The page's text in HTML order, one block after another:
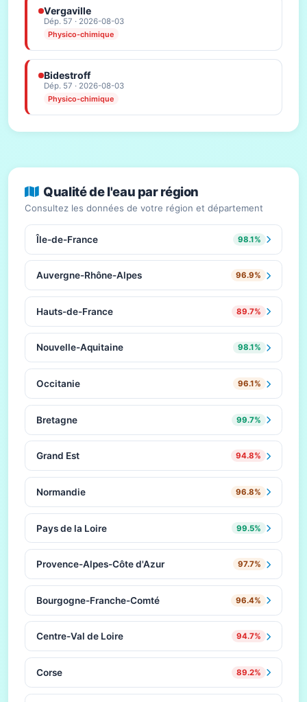
Vergaville
Dép. 57 · 2026-08-03
Physico-chimique
Bidestroff
Dép. 57 · 2026-08-03
Physico-chimique
Qualité de l'eau par région
Consultez les données de votre région et département
Île-de-France 98.1%
Auvergne-Rhône-Alpes 96.9%
Hauts-de-France 89.7%
Nouvelle-Aquitaine 98.1%
Occitanie 96.1%
Bretagne 99.7%
Grand Est 94.8%
Normandie 96.8%
Pays de la Loire 99.5%
Provence-Alpes-Côte d'Azur 97.7%
Bourgogne-Franche-Comté 96.4%
Centre-Val de Loire 94.7%
Corse 89.2%